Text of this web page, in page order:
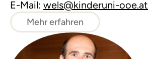
E-Mail: wels@kinderuni-ooe.at
Mehr erfahren